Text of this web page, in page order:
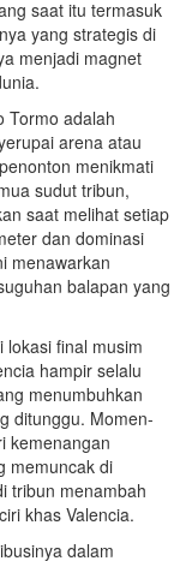
saat itu termasuk
yang strategis di
menjadi magnet
Tormo adalah
arena atau
menikmati
sudut tribun,
saat melihat setiap
dan dominasi
menawarkan
balapan yang
lokasi final musim
hampir selalu
menumbuhkan
ditunggu. Momen-
kemenangan
memuncak di
tribun menambah
khas Valencia.
dalam